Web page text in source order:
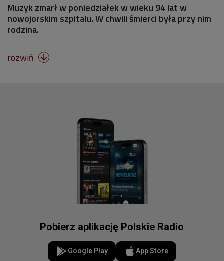
Muzyk zmarł w poniedziałek w wieku 94 lat w
nowojorskim szpitalu. W chwili śmierci była przy nim
rodzina.
rozwiń 
Pobierz aplikację Polskie Radio
Google Play App Store